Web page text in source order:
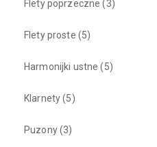
Flety poprzeczne (3)
Flety proste (5)
Harmonijki ustne (5)
Klarnety(5)
Puzony(3)